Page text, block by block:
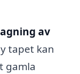
av
tapet kan
gamla